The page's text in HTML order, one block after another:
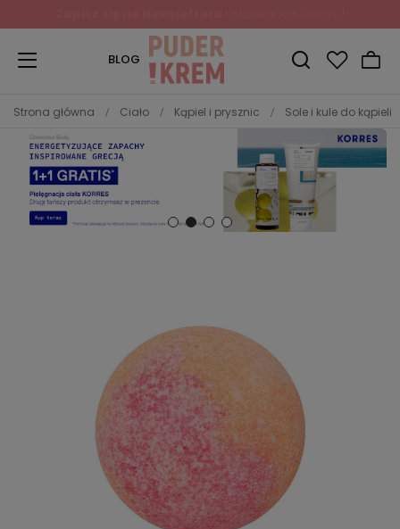
BLOG
Strona główna Ciało Kąpiel i prysznic Sole i kule do kąpieli